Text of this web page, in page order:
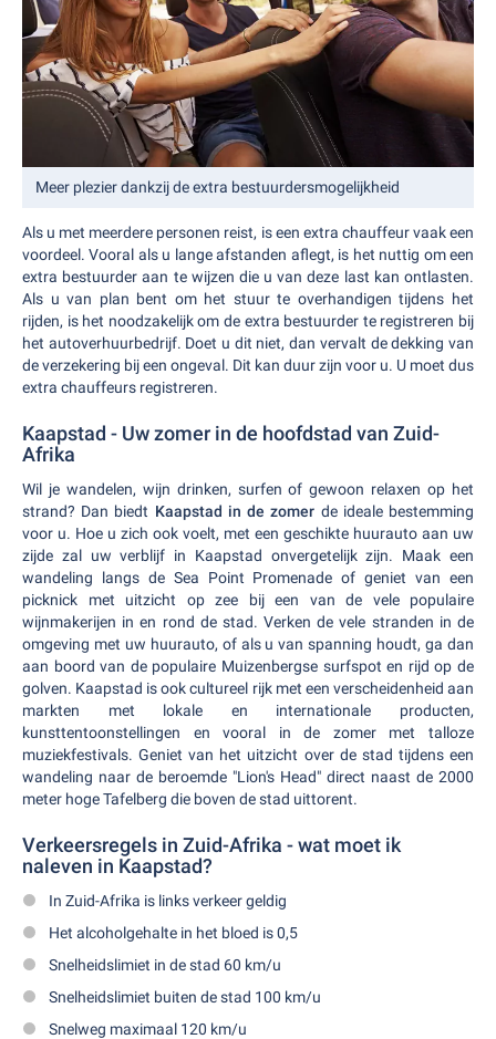
Meer plezier dankzij de extra bestuurdersmogelijkheid
Als u met meerdere personen reist, is een extra chauffeur vaak een
voordeel. Vooral als u lange afstanden aflegt, is het nuttig om een
extra bestuurder aan te wijzen die u van deze last kan ontlasten.
Als u van plan bent om het stuur te overhandigen tijdens het
rijden, is het noodzakelijk om de extra bestuurder te registreren bij
het autoverhuurbedrijf. Doet u dit niet, dan vervalt de dekking van
de verzekering bij een ongeval. Dit kan duur zijn voor u. U moet dus
extra chauffeurs registreren.
Kaapstad - Uw zomer in de hoofdstad van Zuid-
Afrika
Wil je wandelen, wijn drinken, surfen of gewoon relaxen op het
strand? Dan biedt Kaapstad in de zomer de ideale bestemming
voor u. Hoe u zich ook voelt, met een geschikte huurauto aan uw
zijde zal uw verblijf in Kaapstad onvergetelijk zijn. Maak een
wandeling langs de Sea Point Promenade of geniet van een
picknick met uitzicht op zee bij een van de vele populaire
wijnmakerijen in en rond de stad. Verken de vele stranden in de
omgeving met uw huurauto, of als u van spanning houdt, ga dan
aan boord van de populaire Muizenbergse surfspot en rijd op de
golven. Kaapstad is ook cultureel rijk met een verscheidenheid aan
markten met lokale en internationale producten,
kunsttentoonstellingen en vooral in de zomer met talloze
muziekfestivals. Geniet van het uitzicht over de stad tijdens een
wandeling naar de beroemde "Lion's Head" direct naast de 2000
meter hoge Tafelberg die boven de stad uittorent.
Verkeersregels in Zuid-Afrika - wat moet ik
naleven in Kaapstad?
In Zuid-Afrika is links verkeer geldig
Het alcoholgehalte in het bloed is 0,5
Snelheidslimiet in de stad 60 km/u
Snelheidslimiet buiten de stad 100 km/u
Snelweg maximaal 120 km/u